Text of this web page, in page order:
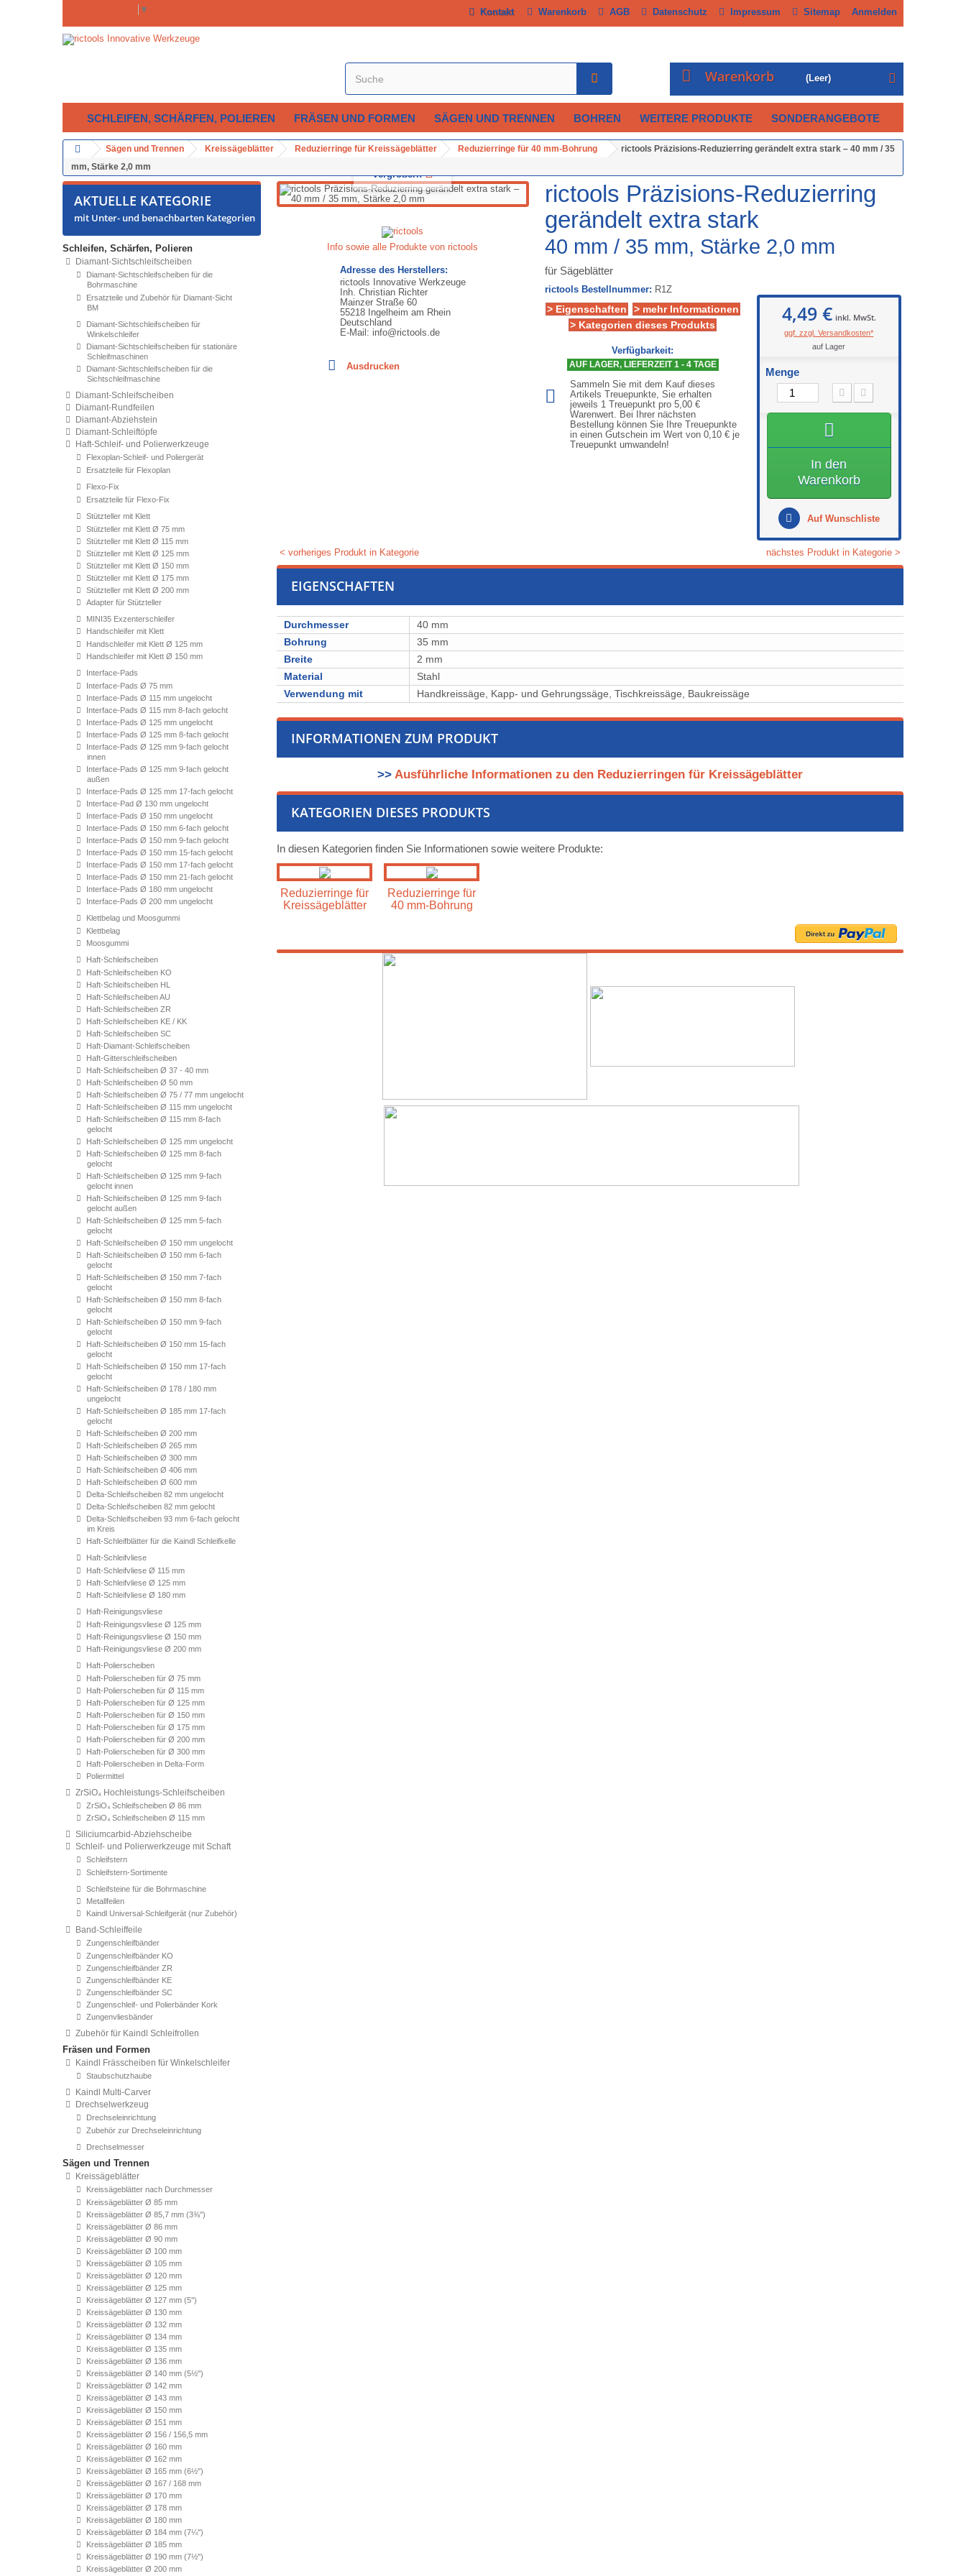
Anmelden
▼ Sitemap
Impressum
Datenschutz
AGB
Warenkorb
Kontakt
Warenkorb (Leer)
SCHLEIFEN, SCHÄRFEN, POLIEREN FRÄSEN UND FORMEN SÄGEN UND TRENNEN BOHREN WEITERE PRODUKTE SONDERANGEBOTE
Sägen und Trennen Kreissägeblätter Reduzierringe für Kreissägeblätter Reduzierringe für 40 mm-Bohrung
rictools Präzisions-Reduzierring gerändelt extra stark – 40 mm / 35
mm, Stärke 2,0 mm
AKTUELLE KATEGORIE
mit Unter- und benachbarten Kategorien
Schleifen, Schärfen, Polieren
Diamant-Sichtschleifscheiben
Diamant-Sichtschleifscheiben für die
Bohrmaschine
Ersatzteile und Zubehör für Diamant-Sicht
BM
Diamant-Sichtschleifscheiben für
Winkelschleifer
Diamant-Sichtschleifscheiben für stationäre
Schleifmaschinen
Diamant-Sichtschleifscheiben für die
Sichtschleifmaschine
Diamant-Schleifscheiben
Diamant-Rundfeilen
Diamant-Abziehstein
Diamant-Schleiftöpfe
Haft-Schleif- und Polierwerkzeuge
Flexoplan-Schleif- und Poliergerät
Ersatzteile für Flexoplan
Flexo-Fix
Ersatzteile für Flexo-Fix
Stützteller mit Klett
Stützteller mit Klett Ø 75 mm
Stützteller mit Klett Ø 115 mm
Stützteller mit Klett Ø 125 mm
Stützteller mit Klett Ø 150 mm
Stützteller mit Klett Ø 175 mm
Stützteller mit Klett Ø 200 mm
Adapter für Stützteller
MINI35 Exzenterschleifer
Handschleifer mit Klett
Handschleifer mit Klett Ø 125 mm
Handschleifer mit Klett Ø 150 mm
Interface-Pads
Interface-Pads Ø 75 mm
Interface-Pads Ø 115 mm ungelocht
Interface-Pads Ø 115 mm 8-fach gelocht
Interface-Pads Ø 125 mm ungelocht
Interface-Pads Ø 125 mm 8-fach gelocht
Interface-Pads Ø 125 mm 9-fach gelocht
innen
Interface-Pads Ø 125 mm 9-fach gelocht
außen
Interface-Pads Ø 125 mm 17-fach gelocht
Interface-Pad Ø 130 mm ungelocht
Interface-Pads Ø 150 mm ungelocht
Interface-Pads Ø 150 mm 6-fach gelocht
Interface-Pads Ø 150 mm 9-fach gelocht
Interface-Pads Ø 150 mm 15-fach gelocht
Interface-Pads Ø 150 mm 17-fach gelocht
Interface-Pads Ø 150 mm 21-fach gelocht
Interface-Pads Ø 180 mm ungelocht
Interface-Pads Ø 200 mm ungelocht
Klettbelag und Moosgummi
Klettbelag
Moosgummi
Haft-Schleifscheiben
Haft-Schleifscheiben KO
Haft-Schleifscheiben HL
Haft-Schleifscheiben AU
Haft-Schleifscheiben ZR
Haft-Schleifscheiben KE / KK
Haft-Schleifscheiben SC
Haft-Diamant-Schleifscheiben
Haft-Gitterschleifscheiben
Haft-Schleifscheiben Ø 37 - 40 mm
Haft-Schleifscheiben Ø 50 mm
Haft-Schleifscheiben Ø 75 / 77 mm ungelocht
Haft-Schleifscheiben Ø 115 mm ungelocht
Haft-Schleifscheiben Ø 115 mm 8-fach
gelocht
Haft-Schleifscheiben Ø 125 mm ungelocht
Haft-Schleifscheiben Ø 125 mm 8-fach
gelocht
Haft-Schleifscheiben Ø 125 mm 9-fach
gelocht innen
Haft-Schleifscheiben Ø 125 mm 9-fach
gelocht außen
Haft-Schleifscheiben Ø 125 mm 5-fach
gelocht
Haft-Schleifscheiben Ø 150 mm ungelocht
Haft-Schleifscheiben Ø 150 mm 6-fach
gelocht
Haft-Schleifscheiben Ø 150 mm 7-fach
gelocht
Haft-Schleifscheiben Ø 150 mm 8-fach
gelocht
Haft-Schleifscheiben Ø 150 mm 9-fach
gelocht
Haft-Schleifscheiben Ø 150 mm 15-fach
gelocht
Haft-Schleifscheiben Ø 150 mm 17-fach
gelocht
Haft-Schleifscheiben Ø 178 / 180 mm
ungelocht
Haft-Schleifscheiben Ø 185 mm 17-fach
gelocht
Haft-Schleifscheiben Ø 200 mm
Haft-Schleifscheiben Ø 265 mm
Haft-Schleifscheiben Ø 300 mm
Haft-Schleifscheiben Ø 406 mm
Haft-Schleifscheiben Ø 600 mm
Delta-Schleifscheiben 82 mm ungelocht
Delta-Schleifscheiben 82 mm gelocht
Delta-Schleifscheiben 93 mm 6-fach gelocht
im Kreis
Haft-Schleifblätter für die Kaindl Schleifkelle
Haft-Schleifvliese
Haft-Schleifvliese Ø 115 mm
Haft-Schleifvliese Ø 125 mm
Haft-Schleifvliese Ø 180 mm
Haft-Reinigungsvliese
Haft-Reinigungsvliese Ø 125 mm
Haft-Reinigungsvliese Ø 150 mm
Haft-Reinigungsvliese Ø 200 mm
Haft-Polierscheiben
Haft-Polierscheiben für Ø 75 mm
Haft-Polierscheiben für Ø 115 mm
Haft-Polierscheiben für Ø 125 mm
Haft-Polierscheiben für Ø 150 mm
Haft-Polierscheiben für Ø 175 mm
Haft-Polierscheiben für Ø 200 mm
Haft-Polierscheiben für Ø 300 mm
Haft-Polierscheiben in Delta-Form
Poliermittel
ZrSiO₄ Hochleistungs-Schleifscheiben
ZrSiO₄ Schleifscheiben Ø 86 mm
ZrSiO₄ Schleifscheiben Ø 115 mm
Siliciumcarbid-Abziehscheibe
Schleif- und Polierwerkzeuge mit Schaft
Schleifstern
Schleifstern-Sortimente
Schleifsteine für die Bohrmaschine
Metallfeilen
Kaindl Universal-Schleifgerät (nur Zubehör)
Band-Schleiffeile
Zungenschleifbänder
Zungenschleifbänder KO
Zungenschleifbänder ZR
Zungenschleifbänder KE
Zungenschleifbänder SC
Zungenschleif- und Polierbänder Kork
Zungenvliesbänder
Zubehör für Kaindl Schleifrollen
Fräsen und Formen
Kaindl Frässcheiben für Winkelschleifer
Staubschutzhaube
Kaindl Multi-Carver
Drechselwerkzeug
Drechseleinrichtung
Zubehör zur Drechseleinrichtung
Drechselmesser
Sägen und Trennen
Kreissägeblätter
Kreissägeblätter nach Durchmesser
Kreissägeblätter Ø 85 mm
Kreissägeblätter Ø 85,7 mm (3⅜'')
Kreissägeblätter Ø 86 mm
Kreissägeblätter Ø 90 mm
Kreissägeblätter Ø 100 mm
Kreissägeblätter Ø 105 mm
Kreissägeblätter Ø 120 mm
Kreissägeblätter Ø 125 mm
Kreissägeblätter Ø 127 mm (5'')
Kreissägeblätter Ø 130 mm
Kreissägeblätter Ø 132 mm
Kreissägeblätter Ø 134 mm
Kreissägeblätter Ø 135 mm
Kreissägeblätter Ø 136 mm
Kreissägeblätter Ø 140 mm (5½'')
Kreissägeblätter Ø 142 mm
Kreissägeblätter Ø 143 mm
Kreissägeblätter Ø 150 mm
Kreissägeblätter Ø 151 mm
Kreissägeblätter Ø 156 / 156,5 mm
Kreissägeblätter Ø 160 mm
Kreissägeblätter Ø 162 mm
Kreissägeblätter Ø 165 mm (6½'')
Kreissägeblätter Ø 167 / 168 mm
Kreissägeblätter Ø 170 mm
Kreissägeblätter Ø 178 mm
Kreissägeblätter Ø 180 mm
Kreissägeblätter Ø 184 mm (7¼'')
Kreissägeblätter Ø 185 mm
Kreissägeblätter Ø 190 mm (7½'')
Kreissägeblätter Ø 200 mm
Vergrößern
Info sowie alle Produkte von rictools
Adresse des Herstellers:
rictools Innovative Werkzeuge
Inh. Christian Richter
Mainzer Straße 60
55218 Ingelheim am Rhein
Deutschland
E-Mail: info@rictools.de
Ausdrucken
rictools Präzisions-Reduzierring
gerändelt extra stark
40 mm / 35 mm, Stärke 2,0 mm
für Sägeblätter
rictools Bestellnummer: R1Z
> Eigenschaften
> mehr Informationen
> Kategorien dieses Produkts
Verfügbarkeit:
AUF LAGER, LIEFERZEIT 1 - 4 TAGE
Sammeln Sie mit dem Kauf dieses
Artikels Treuepunkte, Sie erhalten
jeweils 1 Treuepunkt pro 5,00 €
Warenwert. Bei Ihrer nächsten
Bestellung können Sie Ihre Treuepunkte
in einen Gutschein im Wert von 0,10 € je
Treuepunkt umwandeln!
4,49 € inkl. MwSt.
ggf. zzgl. Versandkosten*
auf Lager
Menge
In den
Warenkorb
Auf Wunschliste
< vorheriges Produkt in Kategorie nächstes Produkt in Kategorie >
EIGENSCHAFTEN
Durchmesser
40 mm
Bohrung
35 mm
Breite
2 mm
Material
Stahl
Verwendung mit
Handkreissäge, Kapp- und Gehrungssäge, Tischkreissäge, Baukreissäge
INFORMATIONEN ZUM PRODUKT
>> Ausführliche Informationen zu den Reduzierringen für Kreissägeblätter
KATEGORIEN DIESES PRODUKTS
In diesen Kategorien finden Sie Informationen sowie weitere Produkte:
Reduzierringe für
Kreissägeblätter
Reduzierringe für
40 mm-Bohrung